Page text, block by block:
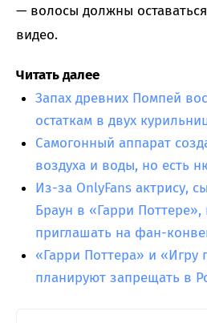
— волосы должны
видео.
Читать далее
Запах древних Помпей
остаткам в двух
Самогонный аппарат
воздуха и воды, но есть
Из-за OnlyFans актрису,
Браун в «Гарри Поттере»,
приглашать на фан-
«Гарри Поттера» и «Игру
планируют запрещать в